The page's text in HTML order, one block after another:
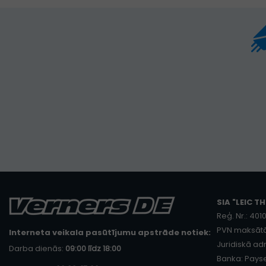
Interneta veikala pasūtījumu apstrāde notiek:
Darba dienās: 09:00 līdz 18:00
SIA "LEIC
Reģ. Nr.:
PVN
Juridiskā
Banka: